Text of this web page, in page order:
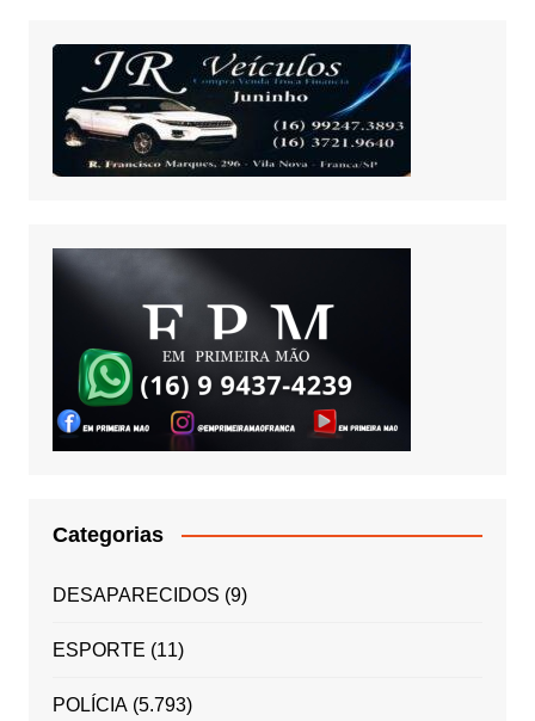
Categorias
DESAPARECIDOS (9)
ESPORTE (11)
POLÍCIA(5.793)